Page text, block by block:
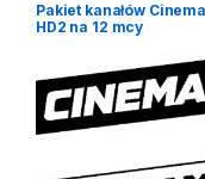
Pakiet kanałów
HD2 na 12 mcy